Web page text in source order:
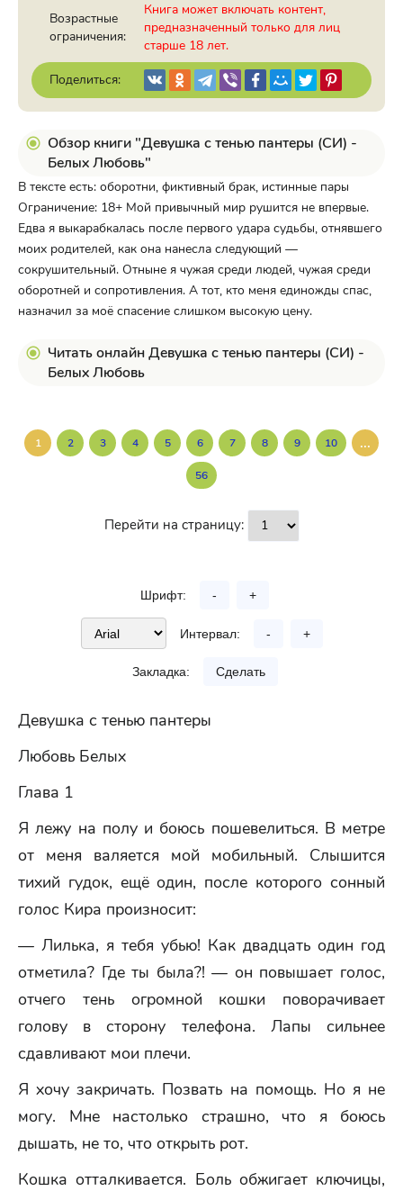
Возрастные
ограничения:
Книга может включать контент,
предназначенный только для лиц
старше 18 лет.
Поделиться:
Обзор книги "Девушка с тенью пантеры (СИ) -
Белых Любовь"
В тексте есть: оборотни, фиктивный брак, истинные пары
Ограничение: 18+ Мой привычный мир рушится не впервые.
Едва я выкарабкалась после первого удара судьбы, отнявшего
моих родителей, как она нанесла следующий —
сокрушительный. Отныне я чужая среди людей, чужая среди
оборотней и сопротивления. А тот, кто меня единожды спас,
назначил за моё спасение слишком высокую цену.
Читать онлайн Девушка с тенью пантеры (СИ) -
Белых Любовь
1 2 3 4 5 6 7 8 9 10 ...
56
Перейти на страницу:
Шрифт: - +
Интервал: - +
Закладка: Сделать
Девушка с тенью пантеры
Любовь Белых
Глава 1
Я лежу на полу и боюсь пошевелиться. В метре
от меня валяется мой мобильный. Слышится
тихий гудок, ещё один, после которого сонный
голос Кира произносит:
— Лилька, я тебя убью! Как двадцать один год
отметила? Где ты была?! — он повышает голос,
отчего тень огромной кошки поворачивает
голову в сторону телефона. Лапы сильнее
сдавливают мои плечи.
Я хочу закричать. Позвать на помощь. Но я не
могу. Мне настолько страшно, что я боюсь
дышать, не то, что открыть рот.
Кошка отталкивается. Боль обжигает ключицы,